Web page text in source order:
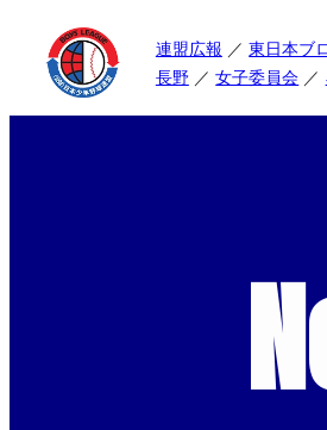
連盟広報 東日本ブ
長野
女子委員会